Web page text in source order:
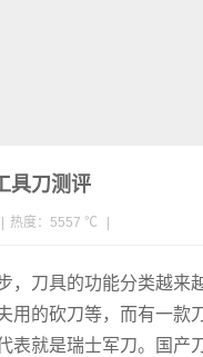
具刀测评
热度：5557 ℃
刀具的功能分类越来
用的砍刀等，而有一款
表就是瑞士军刀。国产